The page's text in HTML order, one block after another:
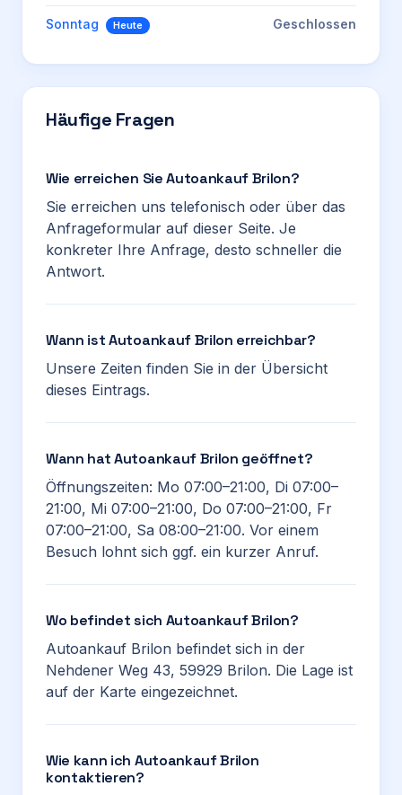
Sonntag Heute Geschlossen
Häufige Fragen
Wie erreichen Sie Autoankauf Brilon?
Sie erreichen uns telefonisch oder über das
Anfrageformular auf dieser Seite. Je
konkreter Ihre Anfrage, desto schneller die
Antwort.
Wann ist Autoankauf Brilon erreichbar?
Unsere Zeiten finden Sie in der Übersicht
dieses Eintrags.
Wann hat Autoankauf Brilon geöffnet?
Öffnungszeiten: Mo 07:00–21:00, Di 07:00–
21:00, Mi 07:00–21:00, Do 07:00–21:00, Fr
07:00–21:00, Sa 08:00–21:00. Vor einem
Besuch lohnt sich ggf. ein kurzer Anruf.
Wo befindet sich Autoankauf Brilon?
Autoankauf Brilon befindet sich in der
Nehdener Weg 43, 59929 Brilon. Die Lage ist
auf der Karte eingezeichnet.
Wie kann ich Autoankauf Brilon
kontaktieren?